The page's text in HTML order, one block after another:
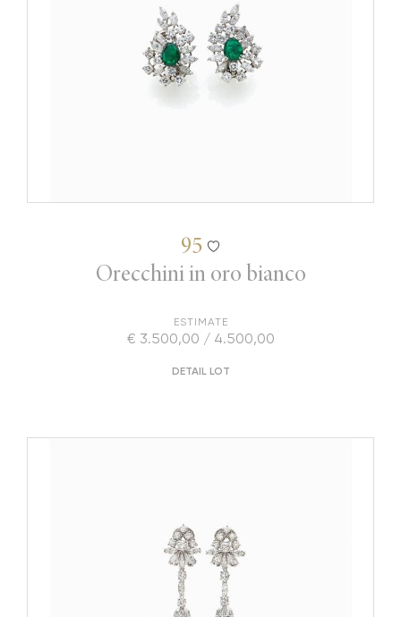
95
Orecchini in oro bianco
ESTIMATE
€ 3.500,00 / 4.500,00
DETAIL LOT